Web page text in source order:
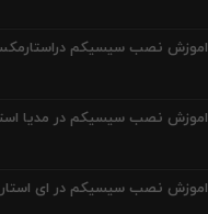
اموزش نصب سیسیکم
اموزش نصب سیسیکم در مدیا
اموزش نصب سیسیکم در ای استار